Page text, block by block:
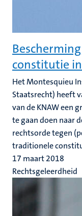
constitutie
Het Montesquieu
Staatsrecht) heeft
van de KNAW een
te gaan doen naar
rechtsorde tegen
traditionele
17 maart 2018
Rechtsgeleerdheid